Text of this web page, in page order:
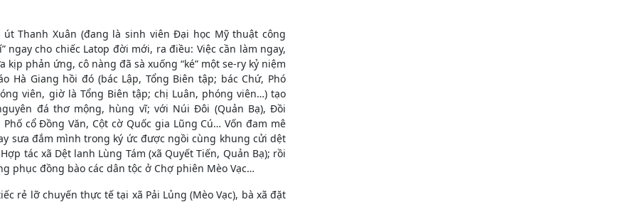
Thanh Xuân (đang là sinh viên Đại học Mỹ thuật công
cho chiếc Latop đời mới, ra điều: Việc cần làm ngay,
phản ứng, cô nàng đã sà xuống “ké” một se-ry kỷ niệm
Hà Giang hồi đó (bác Lập, Tổng Biên tập; bác Chứ, Phó
viên, giờ là Tổng Biên tập; chị Luân, phóng viên…) tạo
đá thơ mộng, hùng vĩ; với Núi Đôi (Quản Bạ), Đồi
cổ Đồng Văn, Cột cờ Quốc gia Lũng Cú… Vốn đam mê
sưa đắm mình trong ký ức được ngồi cùng khung cửi dệt
tác xã Dệt lanh Lùng Tám (xã Quyết Tiến, Quản Bạ); rồi
phục đồng bào các dân tộc ở Chợ phiên Mèo Vạc…
rẻ lỡ chuyến thực tế tại xã Pải Lủng (Mèo Vạc), bà xã đặt